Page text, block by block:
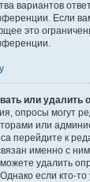
вариантов
Если
это
или удалить
опросы могут
или
перейдите к
именно с
удалить
если кто-